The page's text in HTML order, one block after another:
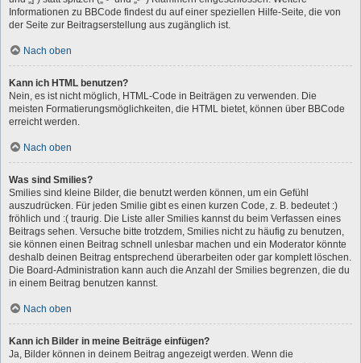
Informationen zu BBCode findest du auf einer speziellen Hilfe-Seite, die von
der Seite zur Beitragserstellung aus zugänglich ist.
Nach oben
Kann ich HTML benutzen?
Nein, es ist nicht möglich, HTML-Code in Beiträgen zu verwenden. Die
meisten Formatierungsmöglichkeiten, die HTML bietet, können über BBCode
erreicht werden.
Nach oben
Was sind Smilies?
Smilies sind kleine Bilder, die benutzt werden können, um ein Gefühl
auszudrücken. Für jeden Smilie gibt es einen kurzen Code, z. B. bedeutet :)
fröhlich und :( traurig. Die Liste aller Smilies kannst du beim Verfassen eines
Beitrags sehen. Versuche bitte trotzdem, Smilies nicht zu häufig zu benutzen,
sie können einen Beitrag schnell unlesbar machen und ein Moderator könnte
deshalb deinen Beitrag entsprechend überarbeiten oder gar komplett löschen.
Die Board-Administration kann auch die Anzahl der Smilies begrenzen, die du
in einem Beitrag benutzen kannst.
Nach oben
Kann ich Bilder in meine Beiträge einfügen?
Ja, Bilder können in deinem Beitrag angezeigt werden. Wenn die